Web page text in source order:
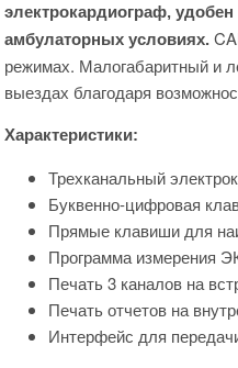
электрокардиограф,
амбулаторных условиях.
режимах. Малогабаритный и
выездах благодаря
Характеристики:
Трехканальный
Буквенно-цифровая
Прямые клавиши для
Программа измерения
Печать 3 каналов на
Печать отчетов на
Интерфейс для